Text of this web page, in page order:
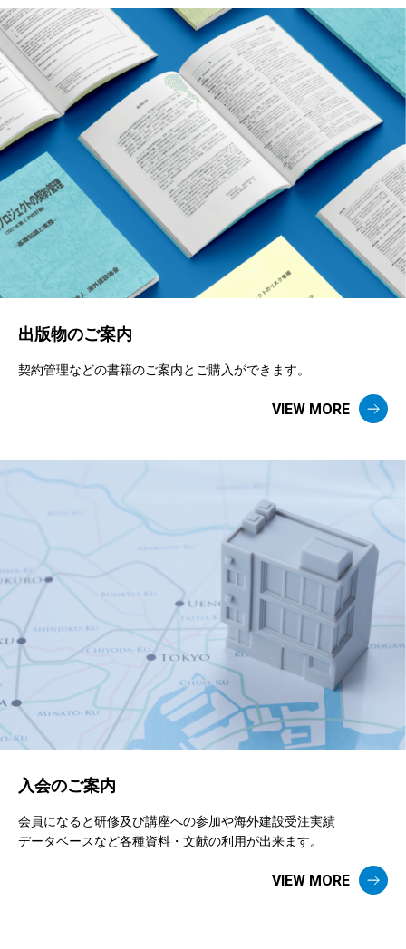
出版物のご案内
契約管理などの書籍のご案内とご購入ができます。
VIEW MORE
入会のご案内
会員になると研修及び講座への参加や海外建設受注実績
データベースなど各種資料・文献の利用が出来ます。
VIEW MORE